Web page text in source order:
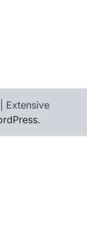
Extensive
.